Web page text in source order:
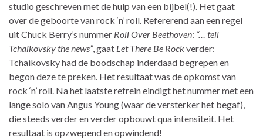
studio geschreven met de hulp van een bijbel(!). Het gaat
over de geboorte van rock ‘n’ roll. Refererend aan een regel
uit Chuck Berry’s nummer Roll Over Beethoven: “… tell
Tchaikovsky the news”, gaat Let There Be Rockverder:
Tchaikovsky had de boodschap inderdaad begrepen en
begon deze te preken. Het resultaat was de opkomst van
rock ‘n’ roll. Na het laatste refrein eindigt het nummer met een
lange solo van Angus Young (waar de versterker het begaf),
die steeds verder en verder opbouwt qua intensiteit. Het
resultaat is opzwepend en opwindend!